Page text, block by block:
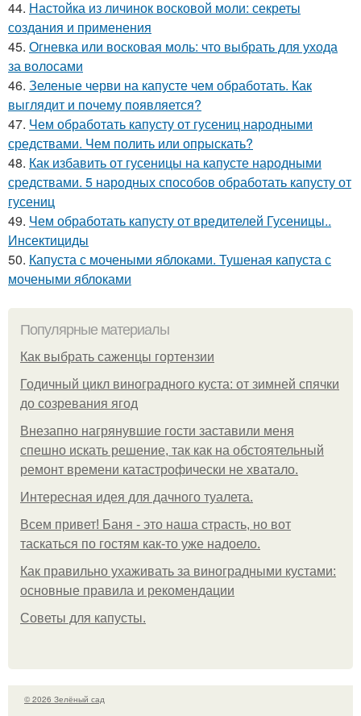
44. Настойка из личинок восковой моли: секреты
создания и применения
45. Огневка или восковая моль: что выбрать для ухода
за волосами
46. Зеленые черви на капусте чем обработать. Как
выглядит и почему появляется?
47. Чем обработать капусту от гусениц народными
средствами. Чем полить или опрыскать?
48. Как избавить от гусеницы на капусте народными
средствами. 5 народных способов обработать капусту от
гусениц
49. Чем обработать капусту от вредителей Гусеницы..
Инсектициды
50. Капуста с мочеными яблоками. Тушеная капуста с
мочеными яблоками
Популярные материалы
Как выбрать саженцы гортензии
Годичный цикл виноградного куста: от зимней спячки
до созревания ягод
Внезапно нагрянувшие гости заставили меня
спешно искать решение, так как на обстоятельный
ремонт времени катастрофически не хватало.
Интересная идея для дачного туалета.
Всем привет! Баня - это наша страсть, но вот
таскаться по гостям как-то уже надоело.
Как правильно ухаживать за виноградными кустами:
основные правила и рекомендации
Советы для капусты.
© 2026 Зелёный сад